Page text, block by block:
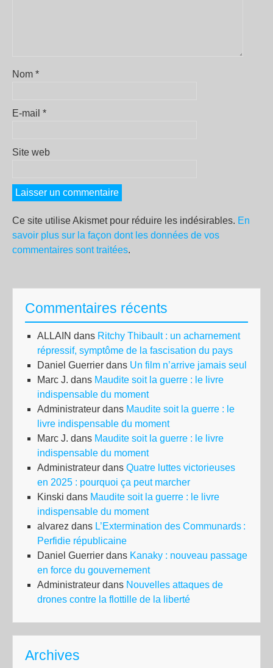
Nom *
E-mail *
Site web
Ce site utilise Akismet pour réduire les indésirables. En
savoir plus sur la façon dont les données de vos
commentaires sont traitées.
Commentaires récents
ALLAIN dans Ritchy Thibault : un acharnement
répressif, symptôme de la fascisation du pays
Daniel Guerrier dans Un film n’arrive jamais seul
Marc J. dans Maudite soit la guerre : le livre
indispensable du moment
Administrateur dans Maudite soit la guerre : le
livre indispensable du moment
Marc J. dans Maudite soit la guerre : le livre
indispensable du moment
Administrateur dans Quatre luttes victorieuses
en 2025 : pourquoi ça peut marcher
Kinski dans Maudite soit la guerre : le livre
indispensable du moment
alvarez dans L’Extermination des Communards :
Perfidie républicaine
Daniel Guerrier dans Kanaky : nouveau passage
en force du gouvernement
Administrateur dans Nouvelles attaques de
drones contre la flottille de la liberté
Archives